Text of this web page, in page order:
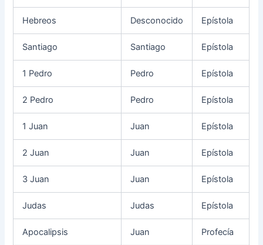
Hebreos Desconocido Epístola
Santiago Santiago Epístola
1 Pedro Pedro Epístola
2 Pedro Pedro Epístola
1 Juan Juan Epístola
2 Juan Juan Epístola
3 Juan Juan Epístola
Judas Judas Epístola
Apocalipsis Juan Profecía